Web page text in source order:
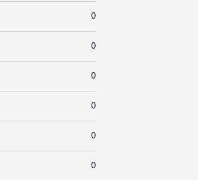
0
0
0
0
0
0